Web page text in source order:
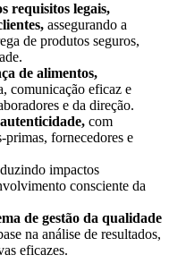
requisitos legais,
assegurando a
de produtos seguros,
de alimentos,
comunicação eficaz e
e da direção.
com
primas, fornecedores e
impactos
consciente da
de gestão da qualidade
na análise de resultados,
eficazes.